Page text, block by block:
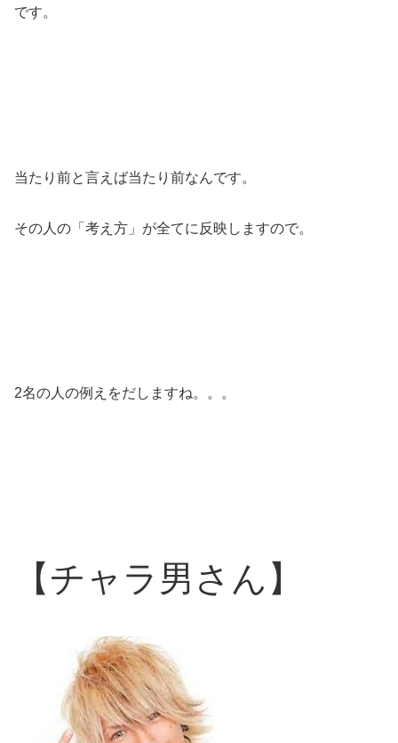
です。
当たり前と言えば当たり前なんです。
その人の「考え方」が全てに反映しますので。
2名の人の例えをだしますね。。。
【チャラ男さん】